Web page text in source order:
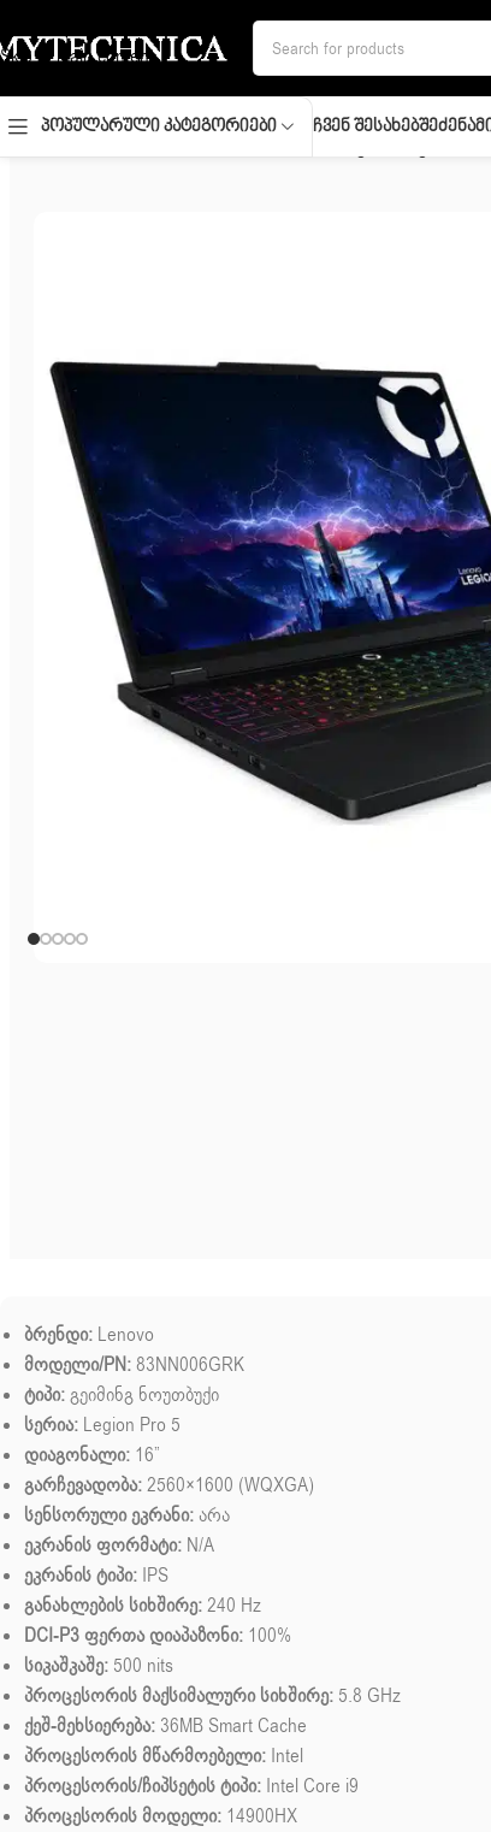
Skip to main content
Პოპულარული Კატეგორიები Ჩვენ ᲨესახებᲨეძენა
ბრენდი: Lenovo
მოდელი/PN:83NN006GRK
ტიპი:გეიმინგ ნოუთბუქი
სერია: Legion Pro 5
დიაგონალი: 16”
გარჩევადობა:2560×1600 (WQXGA)
სენსორული ეკრანი:არა
ეკრანის ფორმატი: N/A
ეკრანის ტიპი: IPS
განახლების სიხშირე:240 Hz
DCI-P3 ფერთა დიაპაზონი: 100%
სიკაშკაშე: 500 nits
პროცესორის მაქსიმალური სიხშირე: 5.8 GHz
ქეშ-მეხსიერება: 36MB Smart Cache
პროცესორის მწარმოებელი: Intel
პროცესორის/ჩიპსეტის ტიპი: Intel Core i9
პროცესორის მოდელი: 14900HX